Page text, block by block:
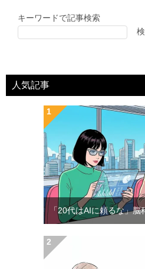
キーワードで記事検索
人気記事
「20代はAIに頼るな」脳